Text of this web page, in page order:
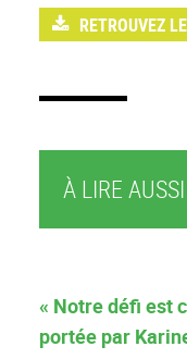
RETROUVEZ
À LIRE AUSSI
« Notre défi est
portée par